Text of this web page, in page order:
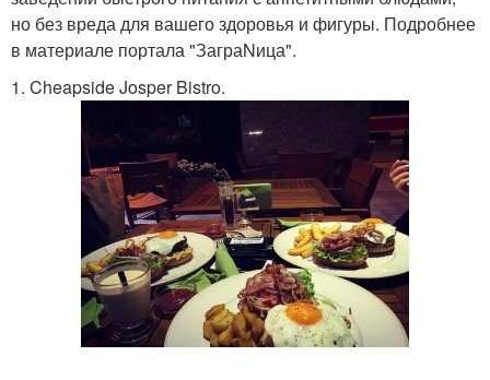
но без вреда для вашего здоровья и фигуры. Подробнее
в материале портала "ЗаграNица".
1. Cheapside Josper Bistro.